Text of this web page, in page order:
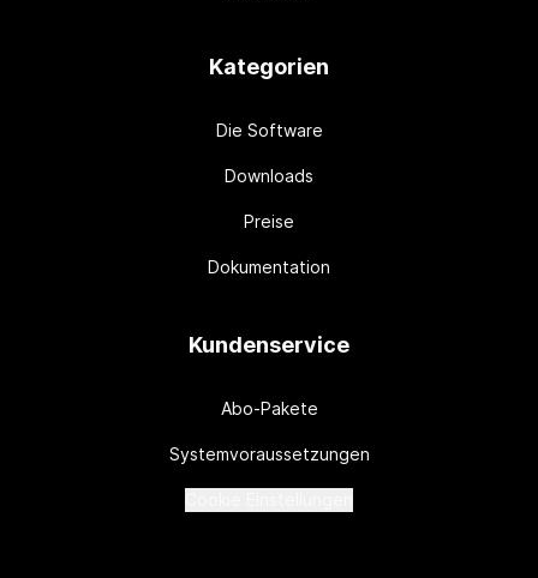
Kategorien
Die Software
Downloads
Preise
Dokumentation
Kundenservice
Abo-Pakete
Systemvoraussetzungen